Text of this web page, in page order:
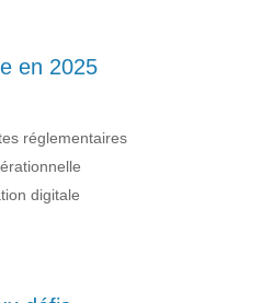
en 2025
réglementaires
digitale